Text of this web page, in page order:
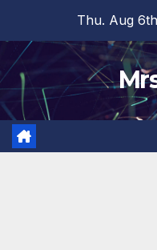
content
Thu. Aug